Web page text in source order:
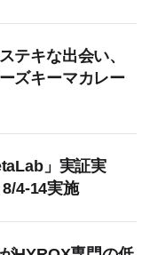
テキな出会い、
ズキーマカレー
」実証実
4-14実施